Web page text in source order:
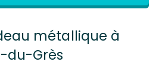
métallique à
du-Grès